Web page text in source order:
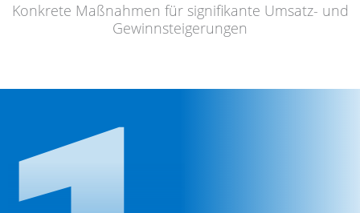
Konkre­te Maßnah­men für signi­fi­kan­te Umsatz- und
Gewinnsteigerungen